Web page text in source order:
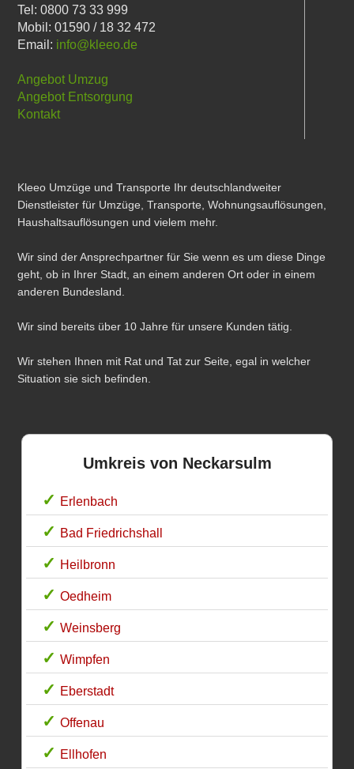
Tel: 0800 73 33 999
Mobil: 01590 / 18 32 472
Email: info@kleeo.de
Angebot Umzug
Angebot Entsorgung
Kontakt
Kleeo Umzüge und Transporte Ihr deutschlandweiter
Dienstleister für Umzüge, Transporte, Wohnungsauflösungen,
Haushaltsauflösungen und vielem mehr.
Wir sind der Ansprechpartner für Sie wenn es um diese Dinge
geht, ob in Ihrer Stadt, an einem anderen Ort oder in einem
anderen Bundesland.
Wir sind bereits über 10 Jahre für unsere Kunden tätig.
Wir stehen Ihnen mit Rat und Tat zur Seite, egal in welcher
Situation sie sich befinden.
Umkreis von Neckarsulm
Erlenbach
Bad Friedrichshall
Heilbronn
Oedheim
Weinsberg
Wimpfen
Eberstadt
Offenau
Ellhofen